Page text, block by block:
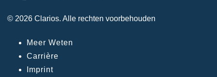
© 2026 Clarios. Alle rechten voorbehouden
Meer Weten
Carrière
Imprint